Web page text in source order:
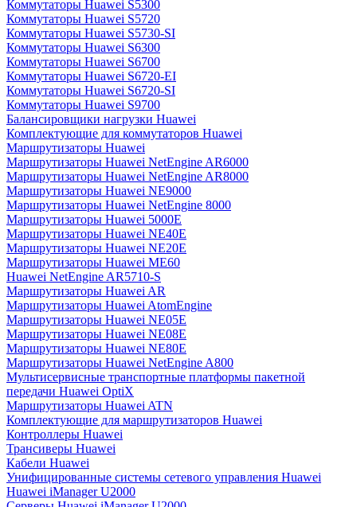
Коммутаторы Huawei S5300
Коммутаторы Huawei S5720
Коммутаторы Huawei S5730-SI
Коммутаторы Huawei S6300
Коммутаторы Huawei S6700
Коммутаторы Huawei S6720-EI
Коммутаторы Huawei S6720-SI
Коммутаторы Huawei S9700
Балансировщики нагрузки Huawei
Комплектующие для коммутаторов Huawei
Маршрутизаторы Huawei
Маршрутизаторы Huawei NetEngine AR6000
Маршрутизаторы Huawei NetEngine AR8000
Маршрутизаторы Huawei NE9000
Маршрутизаторы Huawei NetEngine 8000
Маршрутизаторы Huawei 5000E
Маршрутизаторы Huawei NE40E
Маршрутизаторы Huawei NE20E
Маршрутизаторы Huawei ME60
Huawei NetEngine AR5710-S
Маршрутизаторы Huawei AR
Маршрутизаторы Huawei AtomEngine
Маршрутизаторы Huawei NE05E
Маршрутизаторы Huawei NE08E
Маршрутизаторы Huawei NE80E
Маршрутизаторы Huawei NetEngine A800
Мультисервисные транспортные платформы пакетной
передачи Huawei OptiX
Маршрутизаторы Huawei ATN
Комплектующие для маршрутизаторов Huawei
Контроллеры Huawei
Трансиверы Huawei
Кабели Huawei
Унифицированные системы сетевого управления Huawei
Huawei iManager U2000